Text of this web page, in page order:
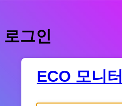
로그인
ECO 모니터